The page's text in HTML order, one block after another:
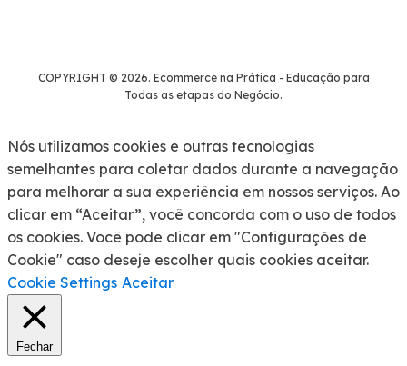
COPYRIGHT © 2026. Ecommerce na Prática - Educação para
Todas as etapas do Negócio.
Nós utilizamos cookies e outras tecnologias
semelhantes para coletar dados durante a navegação
para melhorar a sua experiência em nossos serviços. Ao
clicar em “Aceitar”, você concorda com o uso de todos
os cookies. Você pode clicar em "Configurações de
Cookie" caso deseje escolher quais cookies aceitar.
Cookie Settings Aceitar
Fechar